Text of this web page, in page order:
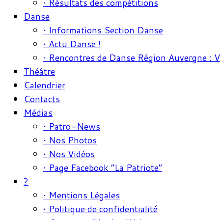
• Résultats des compétitions
Danse
• Informations Section Danse
• Actu Danse !
• Rencontres de Danse Région Auvergne :
Théâtre
Calendrier
Contacts
Médias
• Patro-News
• Nos Photos
• Nos Vidéos
• Page Facebook “La Patriote”
?
• Mentions Légales
• Politique de confidentialité